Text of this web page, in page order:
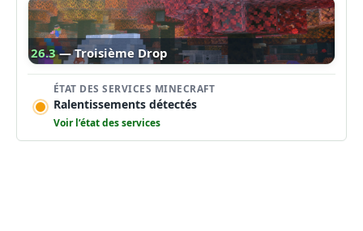
26.3 — Troisième Drop
ÉTAT DES SERVICES MINECRAFT
Ralentissements détectés
Voir l’état des services